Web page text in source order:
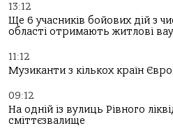
13:12
Ще 6 учасників бойових дій з
області отримають житлові
11:12
Музиканти з кількох країн
09:12
На одній із вулиць Рівного
сміттєзвалище